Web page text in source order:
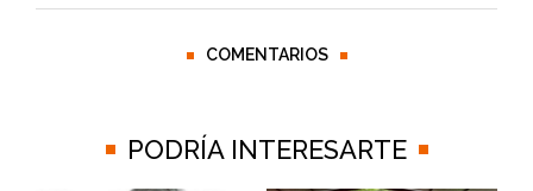
COMENTARIOS
PODRÍA INTERESARTE